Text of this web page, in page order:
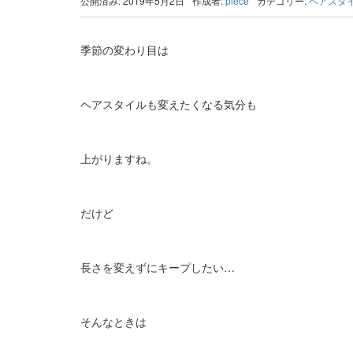
季節の変わり目は
ヘアスタイルも変えたくなる気分も
上がりますね。
だけど
長さを変えずにキープしたい…
そんなときは